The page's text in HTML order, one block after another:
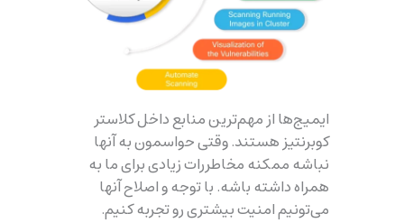
ایمیج‌ها از مهم‌ترین منابع داخل کلاستر
کوبرنتیز هستند. وقتی حواسمون به آنها
نباشه ممکنه مخاطررات زیادی برای ما به
همراه داشته باشه. با توجه و اصلاح آنها
می‌تونیم امنیت بیشتری رو تجربه کنیم.